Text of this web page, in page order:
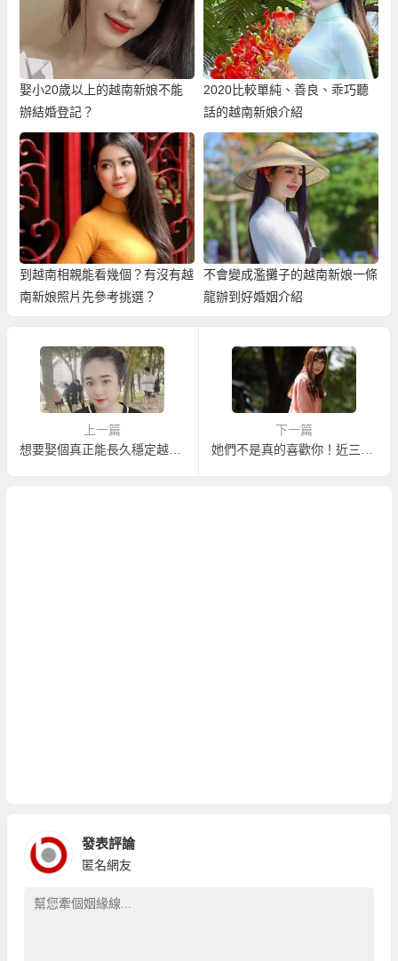
娶小20歲以上的越南新娘不能
辦結婚登記？
2020比較單純、善良、乖巧聽
話的越南新娘介紹
到越南相親能看幾個？有沒有越
南新娘照片先參考挑選？
不會變成濫攤子的越南新娘一條
龍辦到好婚姻介紹
上一篇
想要娶個真正能長久穩定越南新娘？
下一篇
發表評論
匿名網友